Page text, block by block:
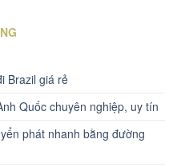
Brazil giá rẻ
Quốc chuyên nghiệp, uy tín
phát nhanh bằng đường